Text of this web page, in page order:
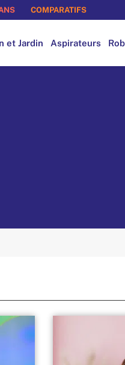
COMPARATIFS
et Jardin Aspirateurs